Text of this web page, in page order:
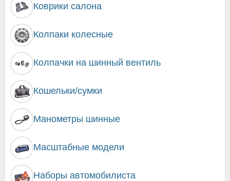
Коврики салона
Колпаки колесные
Колпачки на шинный вентиль
Кошельки/сумки
Манометры шинные
Масштабные модели
Наборы автомобилиста